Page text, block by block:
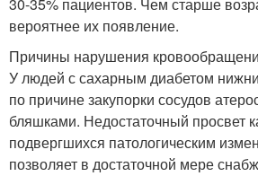
30-35% пациентов. Чем старше
вероятнее их появление.
Причины нарушения
У людей с сахарным диабетом
по причине закупорки сосудов
бляшками. Недостаточный просвет
подвергшихся патологическим
позволяет в достаточной мере